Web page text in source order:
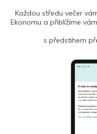
Každou středu večer
Ekonomu a přiblížíme
s předstihem